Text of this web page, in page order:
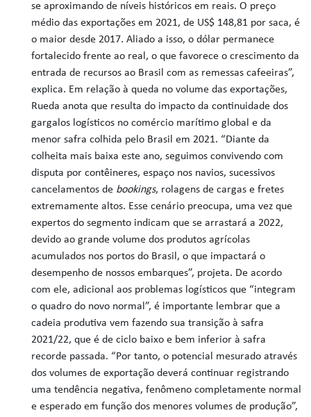
se aproximando de níveis históricos em reais. O preço
médio das exportações em 2021, de US$ 148,81 por saca, é
o maior desde 2017. Aliado a isso, o dólar permanece
fortalecido frente ao real, o que favorece o crescimento da
entrada de recursos ao Brasil com as remessas cafeeiras”,
explica. Em relação à queda no volume das exportações,
Rueda anota que resulta do impacto da continuidade dos
gargalos logísticos no comércio marítimo global e da
menor safra colhida pelo Brasil em 2021. “Diante da
colheita mais baixa este ano, seguimos convivendo com
disputa por contêineres, espaço nos navios, sucessivos
cancelamentos de bookings, rolagens de cargas e fretes
extremamente altos. Esse cenário preocupa, uma vez que
expertos do segmento indicam que se arrastará a 2022,
devido ao grande volume dos produtos agrícolas
acumulados nos portos do Brasil, o que impactará o
desempenho de nossos embarques”, projeta. De acordo
com ele, adicional aos problemas logísticos que “integram
o quadro do novo normal”, é importante lembrar que a
cadeia produtiva vem fazendo sua transição à safra
2021/22, que é de ciclo baixo e bem inferior à safra
recorde passada. “Por tanto, o potencial mesurado através
dos volumes de exportação deverá continuar registrando
uma tendência negativa, fenômeno completamente normal
e esperado em função dos menores volumes de produção”,